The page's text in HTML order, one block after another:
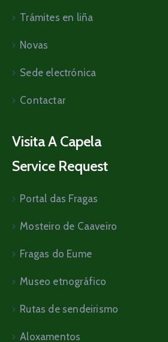
Trámites en liña
Novas
Sede electrónica
Contactar
Visita A Capela
Service Request
Portal das Fragas
Mosteiro de Caaveiro
Fragas do Eume
Museo etnográfico
Rutas de sendeirismo
Aloxamentos